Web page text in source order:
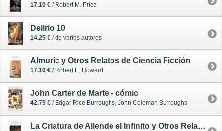
17.10 € / Robert M. Price
Delirio 10
14.25 € / de varios autores
Almuric y Otros Relatos de Ciencia Ficción
17.10 € / Robert E. Howard
John Carter de Marte - cómic
42.75 € / Edgar Rice Burroughs, John Coleman Burroughs
La Criatura de Allende el Infinito y Otros Relatos Lovecraftianos